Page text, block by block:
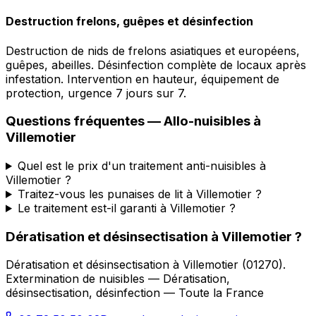
Destruction frelons, guêpes et désinfection
Destruction de nids de frelons asiatiques et européens,
guêpes, abeilles. Désinfection complète de locaux après
infestation. Intervention en hauteur, équipement de
protection, urgence 7 jours sur 7.
Questions fréquentes —Allo-nuisibles à
Villemotier
Quel est le prix d'un traitement anti-nuisibles à
Villemotier ?
Traitez-vous les punaises de lit à Villemotier ?
Le traitement est-il garanti à Villemotier ?
Dératisation et désinsectisation à Villemotier ?
Dératisation et désinsectisation à Villemotier (01270).
Extermination de nuisibles — Dératisation,
désinsectisation, désinfection — Toute la France